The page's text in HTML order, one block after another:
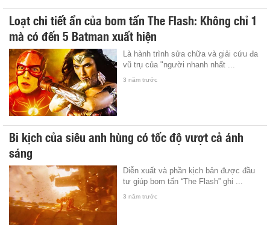
Loạt chi tiết ẩn của bom tấn The Flash: Không chỉ 1
mà có đến 5 Batman xuất hiện
Là hành trình sửa chữa và giải cứu đa
vũ trụ của "người nhanh nhất ...
3 năm trước
Bi kịch của siêu anh hùng có tốc độ vượt cả ánh
sáng
Diễn xuất và phần kịch bản được đầu
tư giúp bom tấn “The Flash” ghi ...
3 năm trước